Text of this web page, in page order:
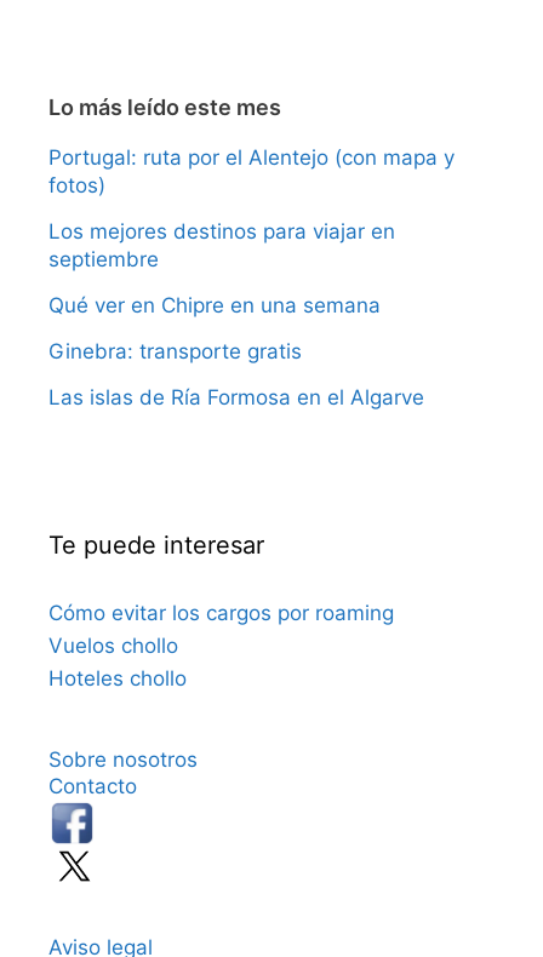
Lo más leído este mes
Portugal: ruta por el Alentejo (con mapa y
fotos)
Los mejores destinos para viajar en
septiembre
Qué ver en Chipre en una semana
Ginebra: transporte gratis
Las islas de Ría Formosa en el Algarve
Te puede interesar
Cómo evitar los cargos por roaming
Vuelos chollo
Hoteles chollo
Sobre nosotros
Contacto
Aviso legal